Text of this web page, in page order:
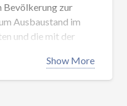
können Sie im
Bevölkerung zur
Ausbaustand im
und die mit der
basieren auf
und inhaltlich
Show More